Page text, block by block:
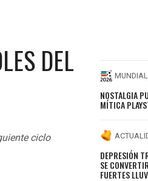
DEL
ciclo
NOSTALGIA
MÍTICA
DEPRESIÓN
SE
FUERTES